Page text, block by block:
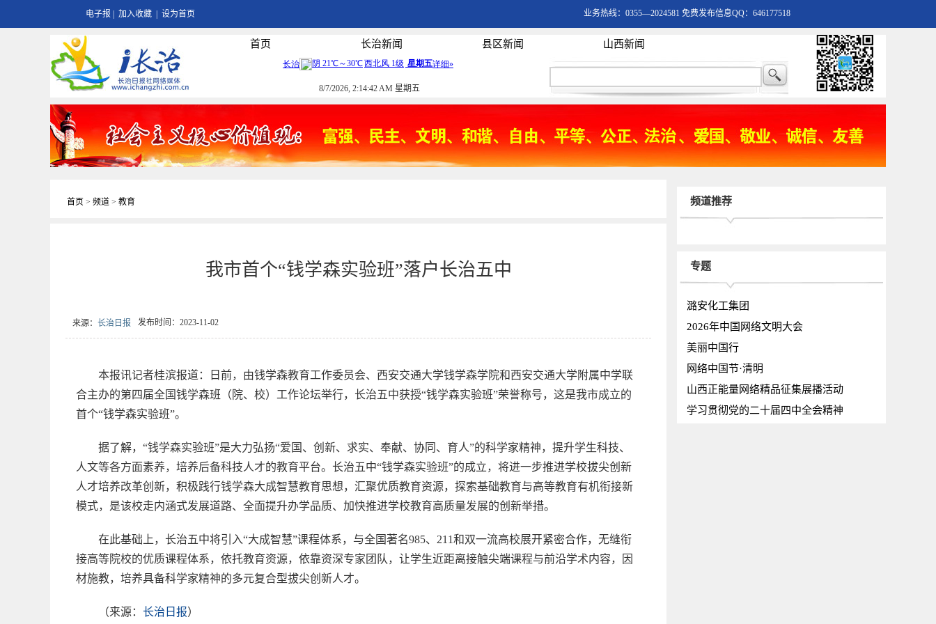
电子报 加入收藏 设为首页 业务热线：0355—2024581 免费发布信息QQ：646177518
首页 长治新闻 县区新闻 山西新闻
8/7/2026, 2:14:42 AM 星期五
首页 > 频道 > 教育
我市首个“钱学森实验班”落户长治五中
来源： 长治日报 发布时间：2023-11-02
本报讯记者桂滨报道：日前，由钱学森教育工作委员会、西安交通大学钱学森学院和西安交通大学附属中学联
合主办的第四届全国钱学森班（院、校）工作论坛举行，长治五中获授“钱学森实验班”荣誉称号，这是我市成立的
首个“钱学森实验班”。
据了解，“钱学森实验班”是大力弘扬“爱国、创新、求实、奉献、协同、育人”的科学家精神，提升学生科技、
人文等各方面素养，培养后备科技人才的教育平台。长治五中“钱学森实验班”的成立，将进一步推进学校拔尖创新
人才培养改革创新，积极践行钱学森大成智慧教育思想，汇聚优质教育资源，探索基础教育与高等教育有机衔接新
模式，是该校走内涵式发展道路、全面提升办学品质、加快推进学校教育高质量发展的创新举措。
在此基础上，长治五中将引入“大成智慧”课程体系，与全国著名985、211和双一流高校展开紧密合作，无缝衔
接高等院校的优质课程体系，依托教育资源，依靠资深专家团队，让学生近距离接触尖端课程与前沿学术内容，因
材施教，培养具备科学家精神的多元复合型拔尖创新人才。
（来源： 长治日报）
频道推荐
专题
潞安化工集团
2026年中国网络文明大会
美丽中国行
网络中国节·清明
山西正能量网络精品征集展播活动
学习贯彻党的二十届四中全会精神